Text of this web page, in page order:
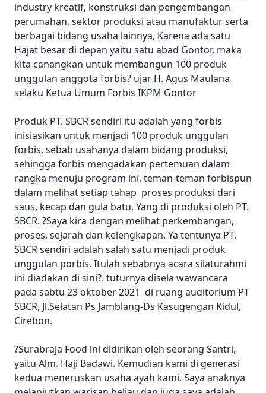
industry kreatif, konstruksi dan pengembangan
perumahan, sektor produksi atau manufaktur serta
berbagai bidang usaha lainnya, Karena ada satu
Hajat besar di depan yaitu satu abad Gontor, maka
kita canangkan untuk membangun 100 produk
unggulan anggota forbis? ujar H. Agus Maulana
selaku Ketua Umum Forbis IKPM Gontor
Produk PT. SBCR sendiri itu adalah yang forbis
inisiasikan untuk menjadi 100 produk unggulan
forbis, sebab usahanya dalam bidang produksi,
sehingga forbis mengadakan pertemuan dalam
rangka menuju program ini, teman-teman forbispun
dalam melihat setiap tahap proses produksi dari
saus, kecap dan gula batu. Yang di produksi oleh PT.
SBCR. ?Saya kira dengan melihat perkembangan,
proses, sejarah dan kelengkapan. Ya tentunya PT.
SBCR sendiri adalah salah satu menjadi produk
unggulan porbis. Itulah sebabnya acara silaturahmi
ini diadakan di sini?. tuturnya disela wawancara
pada sabtu 23 oktober 2021 di ruang auditorium PT
SBCR, Jl.Selatan Ps Jamblang-Ds Kasugengan Kidul,
Cirebon.
?Surabraja Food ini didirikan oleh seorang Santri,
yaitu Alm. Haji Badawi. Kemudian kami di generasi
kedua meneruskan usaha ayah kami. Saya anaknya